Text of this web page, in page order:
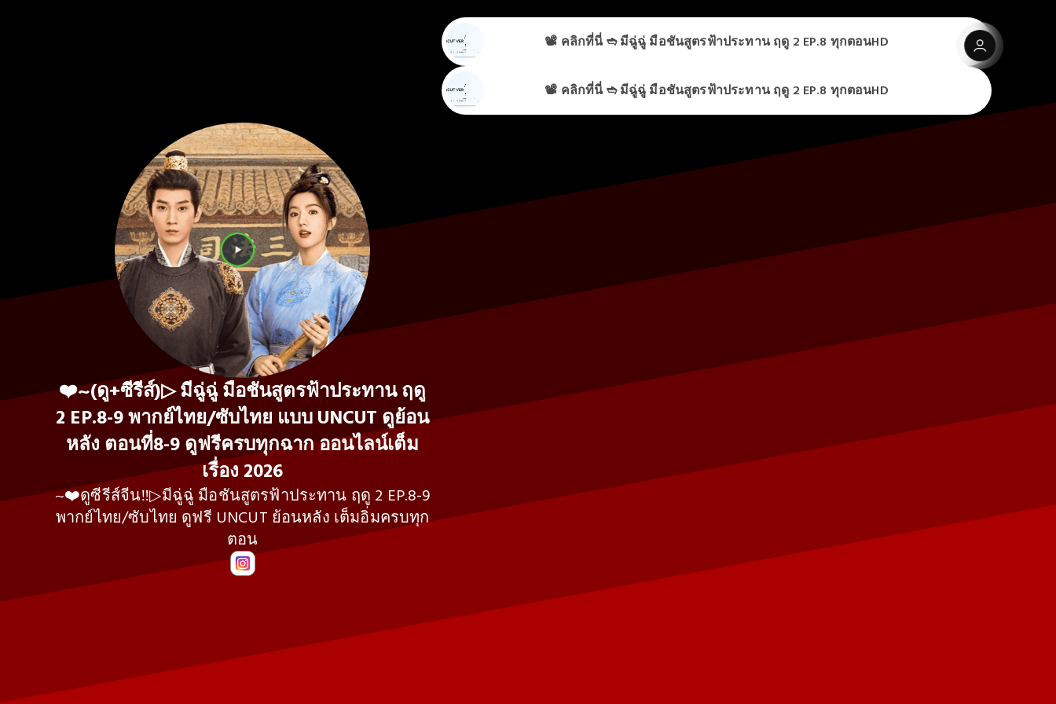
❤️~(ดู+ซีรีส์)▷ มีฉู่ฉู่ มือชันสูตรฟ้าประทาน ฤดู
2 EP.8-9 พากย์ไทย/ซับไทย แบบ UNCUT ดูย้อน
หลัง ตอนที่8-9 ดูฟรีครบทุกฉาก ออนไลน์เต็ม
เรื่อง 2026
~❤️ดูซีรีส์จีน‼️▷มีฉู่ฉู่ มือชันสูตรฟ้าประทาน ฤดู 2 EP.8-9
พากย์ไทย/ซับไทย ดูฟรี UNCUT ย้อนหลัง เต็มอิ่มครบทุก
ตอน
📽️ คลิกที่นี่ ➬ มีฉู่ฉู่ มือชันสูตรฟ้าประทาน ฤดู 2 EP.8 ทุกตอนHD
📽️ คลิกที่นี่ ➬ มีฉู่ฉู่ มือชันสูตรฟ้าประทาน ฤดู 2 EP.8 ทุกตอนHD
❤️~(ดู+ซีรีส์)▷ มีฉู่ฉู่ มือชันสูตรฟ้าประทาน ฤดู 2 EP.8-9 พากย์ไทย/ซับไทย แบบ UNCUT ดูย้อนหลัง ตอนที่8-9 ดูฟรี
📽️ คลิกที่นี่ ➬ มีฉู่ฉู่ มือชันสูตรฟ้าประทาน ฤดู 2 EP.8 ทุกตอนHD
❤️~(ดู+ซีรีส์)▷ มีฉู่ฉู่ มือชันสูตรฟ้าประทาน ฤดู 2 EP.8-9 พากย์ไทย/ซับไทย แบบ UNCUT ดูย้อนหลัง ตอนที่8-9 ดูฟรี
ครบทุกฉาก ออนไลน์เต็มเรื่อง 2026